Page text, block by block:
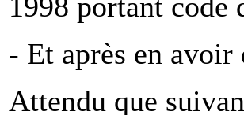
- Et après en
Attendu que